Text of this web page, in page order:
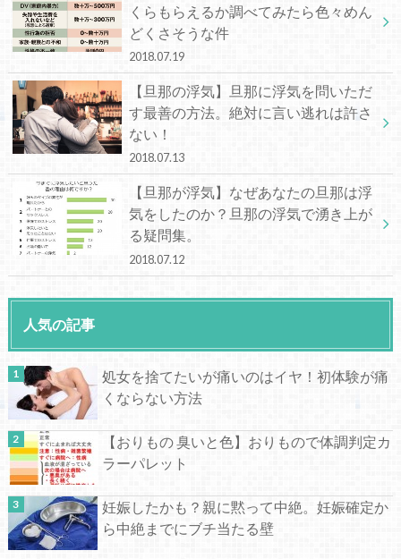
くらもらえるか調べてみたら色々めん
どくさそうな件
2018.07.19
【旦那の浮気】旦那に浮気を問いただ
す最善の方法。絶対に言い逃れは許さ
ない！
2018.07.13
【旦那が浮気】なぜあなたの旦那は浮
気をしたのか？旦那の浮気で湧き上が
る疑問集。
2018.07.12
人気の記事
処女を捨てたいが痛いのはイヤ！初体験が痛
くならない方法
【おりもの 臭いと色】おりもので体調判定カ
ラーパレット
妊娠したかも？親に黙って中絶。妊娠確定か
ら中絶までにブチ当たる壁